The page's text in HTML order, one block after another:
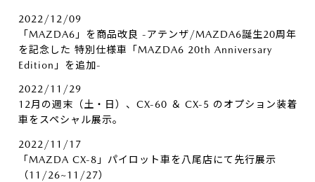
2022/12/09
「MAZDA6」を商品改良 -アテンザ/MAZDA6誕生20周年
を記念した 特別仕様車「MAZDA6 20th Anniversary
Edition」を追加-
2022/11/29
12月の週末（土・日）、CX-60 ＆ CX-5 のオプション装着
車をスペシャル展示。
2022/11/17
「MAZDA CX-8」パイロット車を八尾店にて先行展示
（11/26~11/27）